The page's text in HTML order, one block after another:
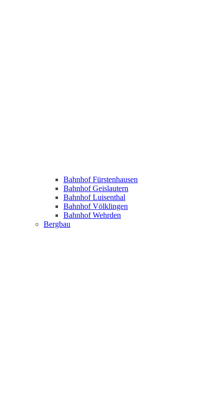
Bahnhof Fürstenhausen
Bahnhof Geislautern
Bahnhof Luisenthal
Bahnhof Völklingen
Bahnhof Wehrden
Bergbau